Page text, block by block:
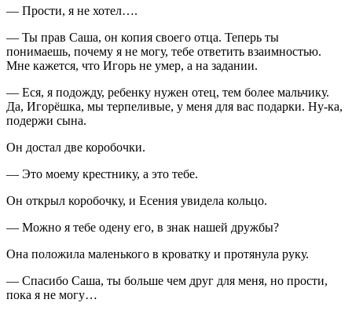
— Прости, я не хотел….
— Ты прав Саша, он копия своего отца. Теперь ты
понимаешь, почему я не могу, тебе ответить взаимностью.
Мне кажется, что Игорь не умер, а на задании.
— Еся, я подожду, ребенку нужен отец, тем более мальчику.
Да, Игорёшка, мы терпеливые, у меня для вас подарки. Ну-ка,
подержи сына.
Он достал две коробочки.
— Это моему крестнику, а это тебе.
Он открыл коробочку, и Есения увидела кольцо.
— Можно я тебе одену его, в знак нашей дружбы?
Она положила маленького в кроватку и протянула руку.
— Спасибо Саша, ты больше чем друг для меня, но прости,
пока я не могу…